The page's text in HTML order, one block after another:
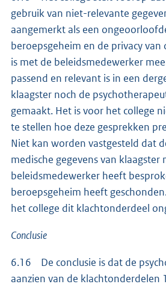
gebruik van niet-relevante
aangemerkt als een
beroepsgeheim en de privacy
is met de beleidsmedewerker
passend en relevant is in een
klaagster noch de
gemaakt. Het is voor het college
te stellen hoe deze gesprekken
Niet kan worden vastgesteld dat
medische gegevens van klaagster
beleidsmedewerker heeft
beroepsgeheim heeft
het college dit klachtonderdeel
Conclusie
6.16 De conclusie is dat de
aanzien van de klachtonderdelen